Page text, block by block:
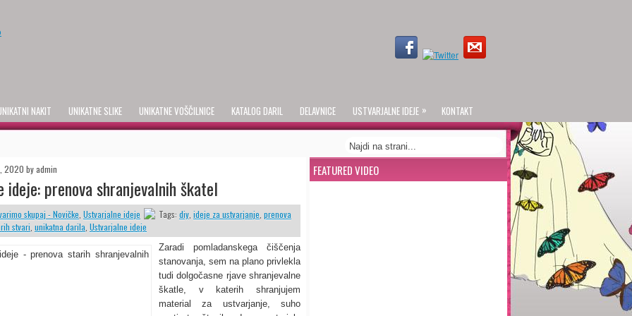
NAKIT UNIKATNE SLIKE UNIKATNE VOŠČILNICE KATALOG DARIL DELAVNICE USTVARJALNE IDEJE » KONTAKT
2020 by admin
ideje: prenova shranjevalnih škatel
skupaj - Novičke Ustvarjalne ideje Tags: diy ideje za ustvarjanje prenova
stvari unikatna darila Ustvarjalne ideje
Zaradi pomladanskega čiščenja
stanovanja, sem na plano privlekla
tudi dolgočasne rjave shranjevalne
škatle, v katerih shranjujem
material za ustvarjanje, suho
FEATURED VIDEO